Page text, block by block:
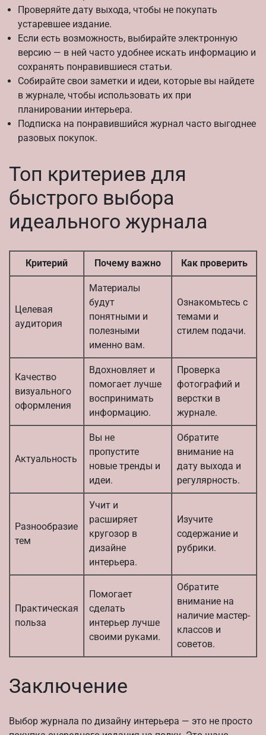
Проверяйте дату выхода, чтобы не покупать
устаревшее издание.
Если есть возможность, выбирайте электронную
версию — в ней часто удобнее искать информацию и
сохранять понравившиеся статьи.
Собирайте свои заметки и идеи, которые вы найдете
в журнале, чтобы использовать их при
планировании интерьера.
Подписка на понравившийся журнал часто выгоднее
разовых покупок.
Топ критериев для
быстрого выбора
идеального журнала
Критерий Почему важно Как проверить
Целевая
аудитория
Материалы
будут
понятными и
полезными
именно вам.
Ознакомьтесь с
темами и
стилем подачи.
Качество
визуального
оформления
Вдохновляет и
помогает лучше
воспринимать
информацию.
Проверка
фотографий и
верстки в
журнале.
Актуальность
Вы не
пропустите
новые тренды и
идеи.
Обратите
внимание на
дату выхода и
регулярность.
Разнообразие
тем
Учит и
расширяет
кругозор в
дизайне
интерьера.
Изучите
содержание и
рубрики.
Практическая
польза
Помогает
сделать
интерьер лучше
своими руками.
Обратите
внимание на
наличие мастер-
классов и
советов.
Заключение
Выбор журнала по дизайну интерьера — это не просто